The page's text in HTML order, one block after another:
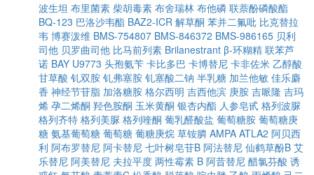
波生坦 布里菌素 柴胡毒素 布舍瑞林 布他磷 联萘酚磷酸酯
BQ-123 巴洛沙韦酯 BAZ2-ICR 解草酮 苯并二氟吡 比克替拉
韦 博赛泼维 BMS-754807 BMS-846372 BMS-986165 贝利
司他 贝罗曲司他 比马前列素 Brilanestrant β-环糊精 联苯芦
诺 BAY U9773 头孢氨苄 卡比多巴 卡博替尼 卡非佐米 乙醇酸
甘草酸 钆双胺 钆弗塞胺 钆塞酸二钠 半乳糖 加兰他敏 佳乐麝
香 神经节苷脂 加洛糖胺 格尔西明 吉西他滨 庚胺 吉哌隆 吉玛
烯 孕二烯酮 羟色胺酮 玉米黄酮 银杏内酯 人参皂甙 格列波脲
格列齐特 格列美脲 格列喹酮 葡乳醛酸盐 葡萄糖胺 葡萄糖庚
糖 氨基葡萄糖 葡萄糖 葡糖庚烷 草铵膦 AMPA ATLA2 阿贝西
利 阿布罗替尼 阿卡替尼 七叶树皂苷B 阿法替尼 仙鹤草酚B 艾
乐替尼 阿美替尼 夫拉平度 两性霉素 B 阿昔替尼 醋氯芬酸 诱